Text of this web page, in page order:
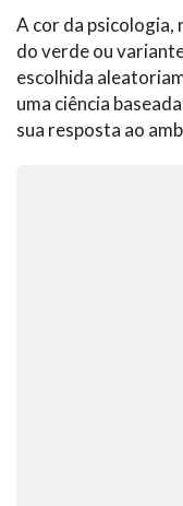
A cor da psicologia,
do verde ou
escolhida
uma ciência
sua resposta ao